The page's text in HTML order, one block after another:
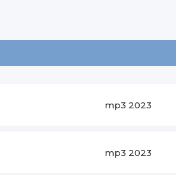
mp3 2023
mp3 2023